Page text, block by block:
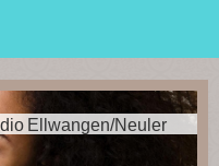
Ellwangen/Neuler